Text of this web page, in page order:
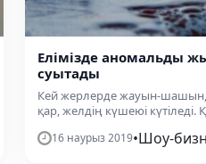
Елімізде аномальды
суытады
Кей жерлерде жауын-
қар, желдің күшеюі күтіледі.
16 наурыз 2019•Шоу-